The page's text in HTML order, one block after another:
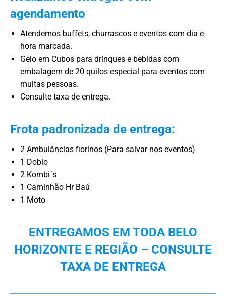
agendamento
Atendemos buffets, churrascos e eventos com dia e
hora marcada.
Gelo em Cubos para drinques e bebidas com
embalagem de 20 quilos especial para eventos com
muitas pessoas.
Consulte taxa de entrega.
Frota padronizada de entrega:
2 Ambulâncias fiorinos (Para salvar nos eventos)
1 Doblo
2 Kombi´s
1 Caminhão Hr Baú
1 Moto
ENTREGAMOS EM TODA BELO
HORIZONTE E REGIÃO – CONSULTE
TAXA DE ENTREGA